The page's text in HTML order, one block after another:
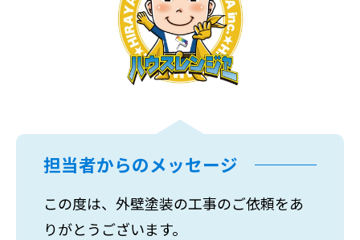
担当者からのメッセージ
この度は、外壁塗装の工事のご依頼をあ
りがとうございます。